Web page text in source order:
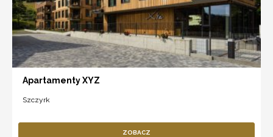
Apartamenty XYZ
Szczyrk
ZOBACZ